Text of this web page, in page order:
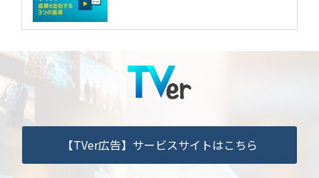
【TVer広告】サービスサイトはこちら